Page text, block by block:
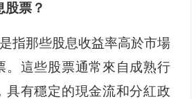
股票？
指那些股息收益率高於市場
。這些股票通常來自成熟行
具有穩定的現金流和分紅政